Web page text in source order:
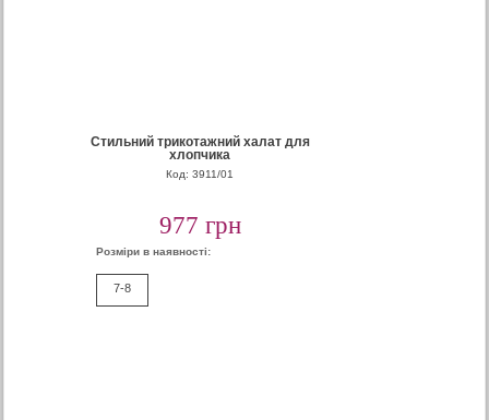
Стильний трикотажний халат для
хлопчика
Код: 3911/01
977 грн
Розміри в наявності:
7-8